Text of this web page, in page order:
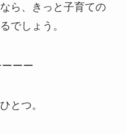
ら、きっと子育ての
でしょう。
ーー
とつ。